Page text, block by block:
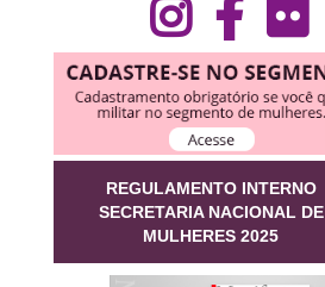
REGULAMENTO INTERNO
SECRETARIA NACIONAL DE
MULHERES 2025